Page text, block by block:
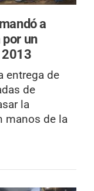
a
un
2013
entrega de
de
la
manos de la